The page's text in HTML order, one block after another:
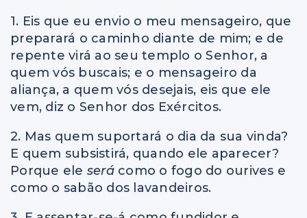
1. Eis que eu envio o meu mensageiro, que
preparará o caminho diante de mim; e de
repente virá ao seu templo o Senhor, a
quem vós buscais; e o mensageiro da
aliança, a quem vós desejais, eis que ele
vem, diz o Senhor dos Exércitos.
2. Mas quem suportará o dia da sua vinda?
E quem subsistirá, quando ele aparecer?
Porque ele será como o fogo do ourives e
como o sabão dos lavandeiros.